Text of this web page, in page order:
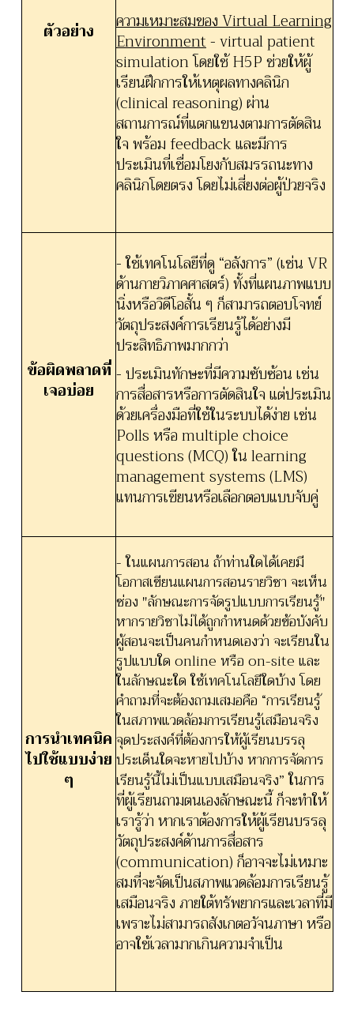
ตัวอย่าง
ความเหมาะสมของ Virtual Learning
Environment- virtual patient
simulation โดยใช้ H5P ช่วยให้ผู้
เรียนฝึกการให้เหตุผลทางคลินิก
(clinical reasoning) ผ่าน
สถานการณ์ที่แตกแขนงตามการตัดสิน
ใจ พร้อม feedback และมีการ
ประเมินที่เชื่อมโยงกับสมรรถนะทาง
คลินิกโดยตรง โดยไม่เสี่ยงต่อผู้ป่วยจริง
ข้อผิดพลาดที่
เจอบ่อย
- ใช้เทคโนโลยีที่ดู “อลังการ” (เช่น VR
ด้านกายวิภาคศาสตร์) ทั้งที่แผนภาพแบบ
นิ่งหรือวิดีโอสั้น ๆ ก็สามารถตอบโจทย์
วัตถุประสงค์การเรียนรู้ได้อย่างมี
ประสิทธิภาพมากกว่า
- ประเมินทักษะที่มีความซับซ้อน เช่น
การสื่อสารหรือการตัดสินใจ แต่ประเมิน
ด้วยเครื่องมือที่ใช้ในระบบได้ง่าย เช่น
Polls หรือ multiple choice
questions (MCQ) ใน learning
management systems (LMS)
แทนการเขียนหรือเลือกตอบแบบจับคู่
การนำเทคนิค
ไปใช้แบบง่าย
ๆ
- ในแผนการสอน ถ้าท่านใดได้เคยมี
โอกาสเขียนแผนการสอนรายวิชา จะเห็น
ช่อง "ลักษณะการจัดรูปแบบการเรียนรู้"
หากรายวิชาไม่ได้ถูกกำหนดด้วยข้อบังคับ
ผู้สอนจะเป็นคนกำหนดเองว่า จะเรียนใน
รูปแบบใด online หรือ on-site และ
ในลักษณะใด ใช้เทคโนโลยีใดบ้าง โดย
คำถามที่จะต้องถามเสมอคือ “การเรียนรู้
ในสภาพแวดล้อมการเรียนรู้เสมือนจริง
จุดประสงค์ที่ต้องการให้ผู้เรียนบรรลุ
ประเด็นใดจะหายไปบ้าง หากการจัดการ
เรียนรู้นี้ไม่เป็นแบบเสมือนจริง”ในการ
ที่ผู้เรียนถามตนเองลักษณะนี้ ก็จะทำให้
เรารู้ว่า หากเราต้องการให้ผู้เรียนบรรลุ
วัตถุประสงค์ด้านการสื่อสาร
(communication) ก็อาจจะไม่เหมาะ
สมที่จะจัดเป็นสภาพแวดล้อมการเรียนรู้
เสมือนจริง ภายใต้ทรัพยากรและเวลาที่มี
เพราะไม่สามารถสังเกตอวัจนภาษา หรือ
อาจใช้เวลามากเกินความจำเป็น